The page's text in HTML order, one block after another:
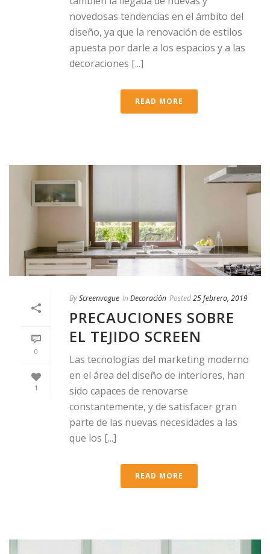
novedosas tendencias en el ámbito del
diseño, ya que la renovación de estilos
apuesta por darle a los espacios y a las
decoraciones [...]
READ MORE
0
1
ByScreenvogue In Decoración Posted25 febrero, 2019
PRECAUCIONES SOBRE
EL TEJIDO SCREEN
Las tecnologías del marketing moderno
en el área del diseño de interiores, han
sido capaces de renovarse
constantemente, y de satisfacer gran
parte de las nuevas necesidades a las
que los [...]
READ MORE